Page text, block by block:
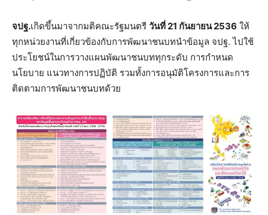
จปฐ.เกิดขึ้นมาจากมติคณะรัฐมนตรี วันที่ 21 กันยายน 2536 ให้
ทุกหน่วยงานที่เกี่ยวข้องกับการพัฒนาชนบทนำข้อมูล จปฐ. ไปใช้
ประโยชน์ในการวางแผนพัฒนาชนบททุกระดับ การกำหนด
นโยบาย แนวทางการปฏิบัติ รวมทั้งการอนุมัติโครงการและการ
ติดตามการพัฒนาชนบทด้วย